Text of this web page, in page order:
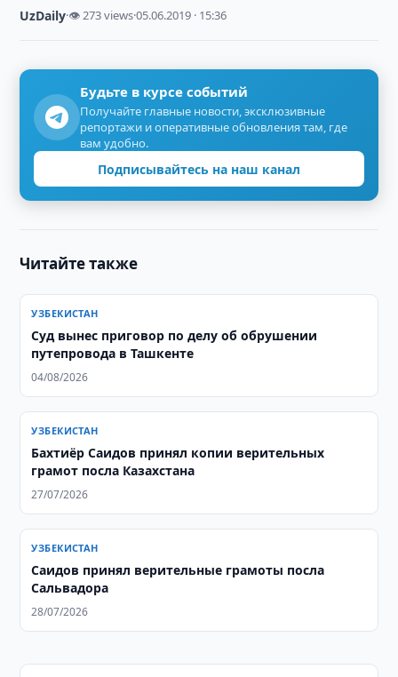
UzDaily·👁 273 views·05.06.2019 · 15:36
Будьте в курсе событий
Получайте главные новости, эксклюзивные
репортажи и оперативные обновления там, где
вам удобно.
Подписывайтесь на наш канал
Читайте также
УЗБЕКИСТАН
Суд вынес приговор по делу об обрушении
путепровода в Ташкенте
04/08/2026
УЗБЕКИСТАН
Бахтиёр Саидов принял копии верительных
грамот посла Казахстана
27/07/2026
УЗБЕКИСТАН
Саидов принял верительные грамоты посла
Сальвадора
28/07/2026